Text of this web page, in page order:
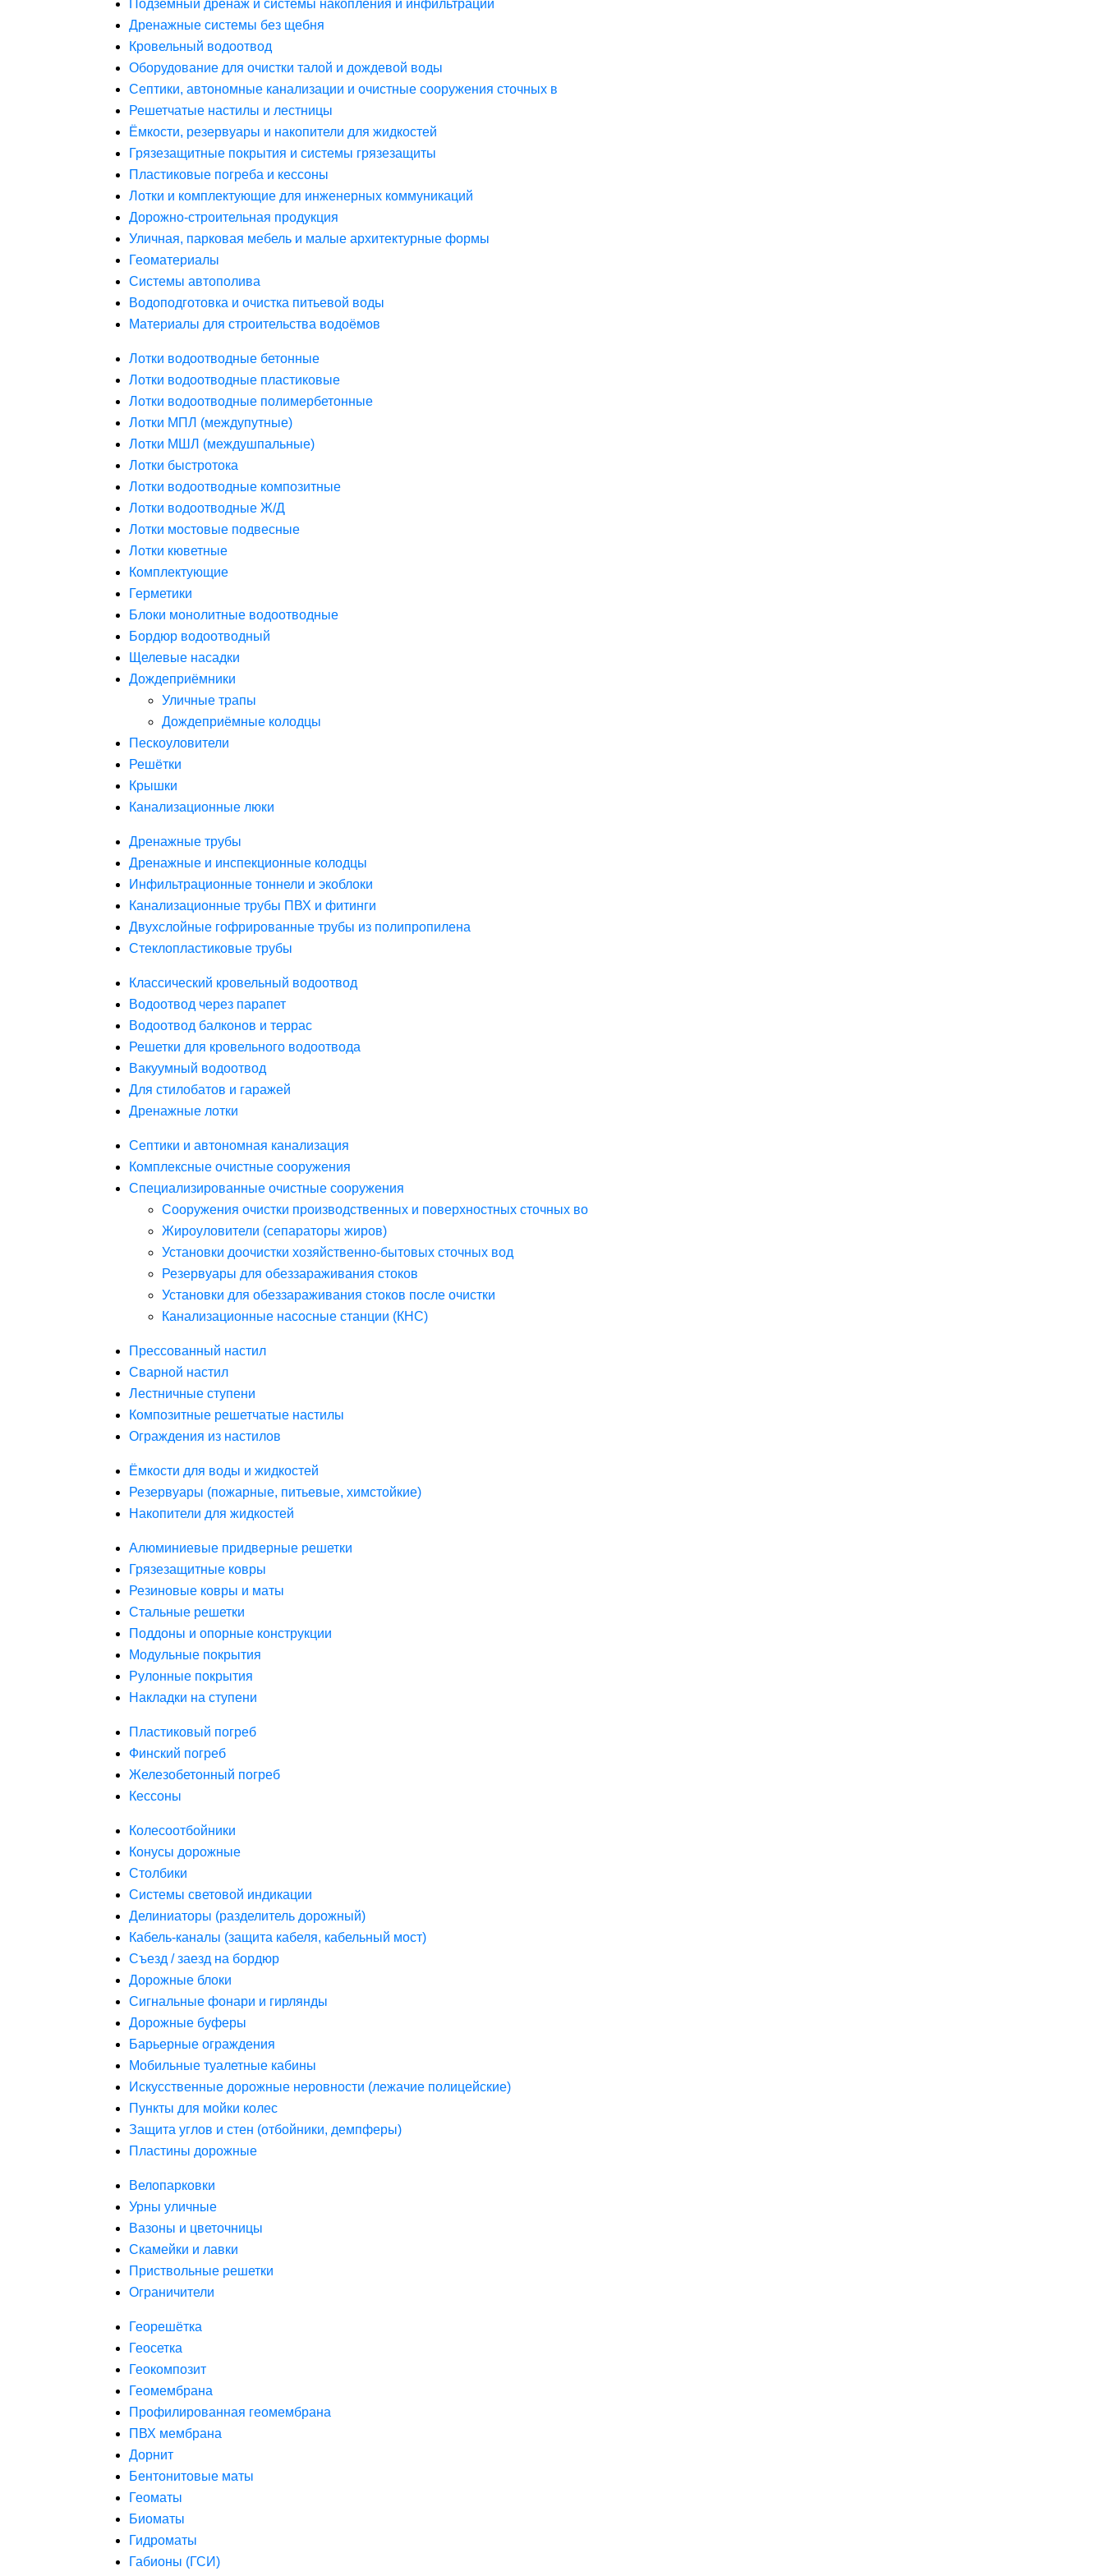
Подземный дренаж и системы накопления и инфильтрации
Дренажные системы без щебня
Кровельный водоотвод
Оборудование для очистки талой и дождевой воды
Септики, автономные канализации и очистные сооружения сточных в
Решетчатые настилы и лестницы
Ёмкости, резервуары и накопители для жидкостей
Грязезащитные покрытия и системы грязезащиты
Пластиковые погреба и кессоны
Лотки и комплектующие для инженерных коммуникаций
Дорожно-строительная продукция
Уличная, парковая мебель и малые архитектурные формы
Геоматериалы
Системы автополива
Водоподготовка и очистка питьевой воды
Материалы для строительства водоёмов
Лотки водоотводные бетонные
Лотки водоотводные пластиковые
Лотки водоотводные полимербетонные
Лотки МПЛ (междупутные)
Лотки МШЛ (междушпальные)
Лотки быстротока
Лотки водоотводные композитные
Лотки водоотводные Ж/Д
Лотки мостовые подвесные
Лотки кюветные
Комплектующие
Герметики
Блоки монолитные водоотводные
Бордюр водоотводный
Щелевые насадки
Дождеприёмники
Уличные трапы
Дождеприёмные колодцы
Пескоуловители
Решётки
Крышки
Канализационные люки
Дренажные трубы
Дренажные и инспекционные колодцы
Инфильтрационные тоннели и экоблоки
Канализационные трубы ПВХ и фитинги
Двухслойные гофрированные трубы из полипропилена
Стеклопластиковые трубы
Классический кровельный водоотвод
Водоотвод через парапет
Водоотвод балконов и террас
Решетки для кровельного водоотвода
Вакуумный водоотвод
Для стилобатов и гаражей
Дренажные лотки
Септики и автономная канализация
Комплексные очистные сооружения
Специализированные очистные сооружения
Сооружения очистки производственных и поверхностных сточных во
Жироуловители (сепараторы жиров)
Установки доочистки хозяйственно-бытовых сточных вод
Резервуары для обеззараживания стоков
Установки для обеззараживания стоков после очистки
Канализационные насосные станции (КНС)
Прессованный настил
Сварной настил
Лестничные ступени
Композитные решетчатые настилы
Ограждения из настилов
Ёмкости для воды и жидкостей
Резервуары (пожарные, питьевые, химстойкие)
Накопители для жидкостей
Алюминиевые придверные решетки
Грязезащитные ковры
Резиновые ковры и маты
Стальные решетки
Поддоны и опорные конструкции
Модульные покрытия
Рулонные покрытия
Накладки на ступени
Пластиковый погреб
Финский погреб
Железобетонный погреб
Кессоны
Колесоотбойники
Конусы дорожные
Столбики
Системы световой индикации
Делиниаторы (разделитель дорожный)
Кабель-каналы (защита кабеля, кабельный мост)
Съезд / заезд на бордюр
Дорожные блоки
Сигнальные фонари и гирлянды
Дорожные буферы
Барьерные ограждения
Мобильные туалетные кабины
Искусственные дорожные неровности (лежачие полицейские)
Пункты для мойки колес
Защита углов и стен (отбойники, демпферы)
Пластины дорожные
Велопарковки
Урны уличные
Вазоны и цветочницы
Скамейки и лавки
Приствольные решетки
Ограничители
Георешётка
Геосетка
Геокомпозит
Геомембрана
Профилированная геомембрана
ПВХ мембрана
Дорнит
Бентонитовые маты
Геоматы
Биоматы
Гидроматы
Габионы (ГСИ)